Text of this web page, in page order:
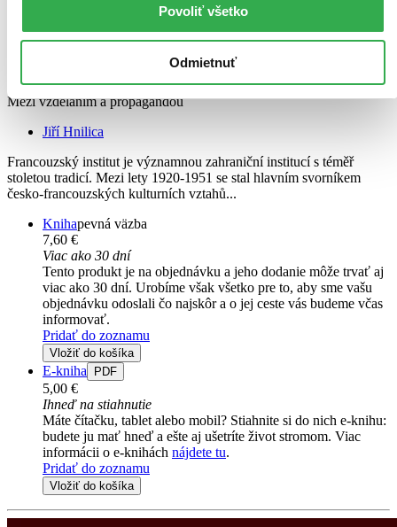
Povoliť všetko
Odmietnuť
Francouzský institut v Praze 1920-1951
CZ
Mezi vzděláním a propagandou
Jiří Hnilica
Francouzský institut je významnou zahraniční institucí s téměř
stoletou tradicí. Mezi lety 1920-1951 se stal hlavním svorníkem
česko-francouzských kulturních vztahů...
Knihapevná väzba
7,60 €
Viac ako 30 dní
Tento produkt je na objednávku a jeho dodanie môže trvať aj
viac ako 30 dní. Urobíme však všetko pre to, aby sme vašu
objednávku odoslali čo najskôr a o jej ceste vás budeme včas
informovať.
Pridať do zoznamu
Vložiť do košíka
E-kniha PDF
5,00 €
Ihneď na stiahnutie
Máte čítačku, tablet alebo mobil? Stiahnite si do nich e-knihu:
budete ju mať hneď a ešte aj ušetríte život stromom. Viac
informácii o e-knihách nájdete tu.
Pridať do zoznamu
Vložiť do košíka